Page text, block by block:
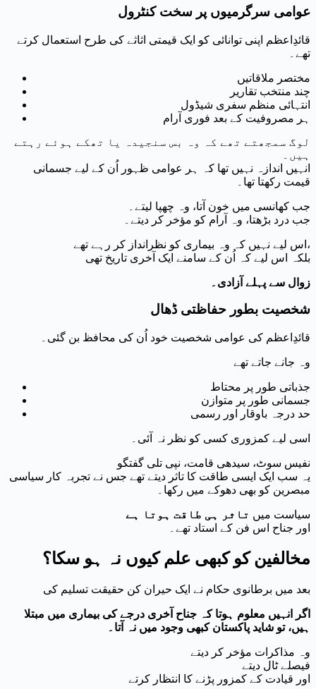
عوامی سرگرمیوں پر سخت کنٹرول
قائدِاعظم اپنی توانائی کو ایک قیمتی اثاثے کی طرح استعمال کرتے
تھے۔
مختصر ملاقاتیں
چند منتخب تقاریر
انتہائی منظم سفری شیڈول
ہر مصروفیت کے بعد فوری آرام
لوگ سمجھتے تھے کہ وہ بس سنجیدہ یا تھکے ہوئے رہتے
ہیں۔
انہیں اندازہ نہیں تھا کہ ہر عوامی ظہور اُن کے لیے جسمانی
قیمت رکھتا تھا۔
جب کھانسی میں خون آتا، وہ چھپا لیتے۔
جب درد بڑھتا، وہ آرام کو مؤخر کر دیتے۔
اس لیے نہیں کہ وہ بیماری کو نظرانداز کر رہے تھے،
بلکہ اس لیے کہ اُن کے سامنے ایک آخری تاریخ تھی
زوال سے پہلے آزادی۔
شخصیت بطور حفاظتی ڈھال
قائدِاعظم کی عوامی شخصیت خود اُن کی محافظ بن گئی۔
وہ جانے جاتے تھے
جذباتی طور پر محتاط
جسمانی طور پر متوازن
حد درجہ باوقار اور رسمی
اسی لیے کمزوری کسی کو نظر نہ آئی۔
نفیس سوٹ، سیدھی قامت، نپی تلی گفتگو
یہ سب ایک ایسی طاقت کا تاثر دیتے تھے جس نے تجربہ کار سیاسی
مبصرین کو بھی دھوکے میں رکھا۔
سیاست میں تاثر ہی طاقت ہوتا ہے
اور جناح اس فن کے استاد تھے۔
مخالفین کو کبھی علم کیوں نہ ہو سکا؟
بعد میں برطانوی حکام نے ایک حیران کن حقیقت تسلیم کی
اگر انہیں معلوم ہوتا کہ جناح آخری درجے کی بیماری میں مبتلا
ہیں، تو شاید پاکستان کبھی وجود میں نہ آتا۔
وہ مذاکرات مؤخر کر دیتے
فیصلے ٹال دیتے
اور قیادت کے کمزور پڑنے کا انتظار کرتے